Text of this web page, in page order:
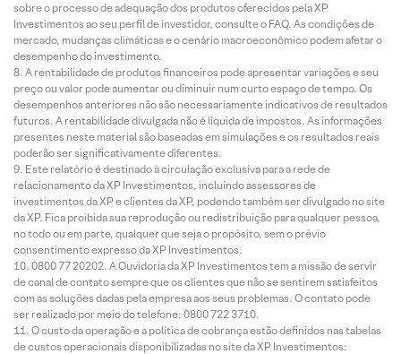
sobre o processo de adequação dos produtos oferecidos pela XP
Investimentos ao seu perfil de investidor, consulte o FAQ. As condições de
mercado, mudanças climáticas e o cenário macroeconômico podem afetar o
desempenho do investimento.
A rentabilidade de produtos financeiros pode apresentar variações e seu
preço ou valor pode aumentar ou diminuir num curto espaço de tempo. Os
desempenhos anteriores não são necessariamente indicativos de resultados
futuros. A rentabilidade divulgada não é líquida de impostos. As informações
presentes neste material são baseadas em simulações e os resultados reais
poderão ser significativamente diferentes.
Este relatório é destinado à circulação exclusiva para a rede de
relacionamento da XP Investimentos, incluindo assessores de
investimentos da XP e clientes da XP, podendo também ser divulgado no site
da XP. Fica proibida sua reprodução ou redistribuição para qualquer pessoa,
no todo ou em parte, qualquer que seja o propósito, sem o prévio
consentimento expresso da XP Investimentos.
0800 77 20202. A Ouvidoria da XP Investimentos tem a missão de servir
de canal de contato sempre que os clientes que não se sentirem satisfeitos
com as soluções dadas pela empresa aos seus problemas. O contato pode
ser realizado por meio do telefone: 0800 722 3710.
O custo da operação e a política de cobrança estão definidos nas tabelas
de custos operacionais disponibilizadas no site da XP Investimentos: